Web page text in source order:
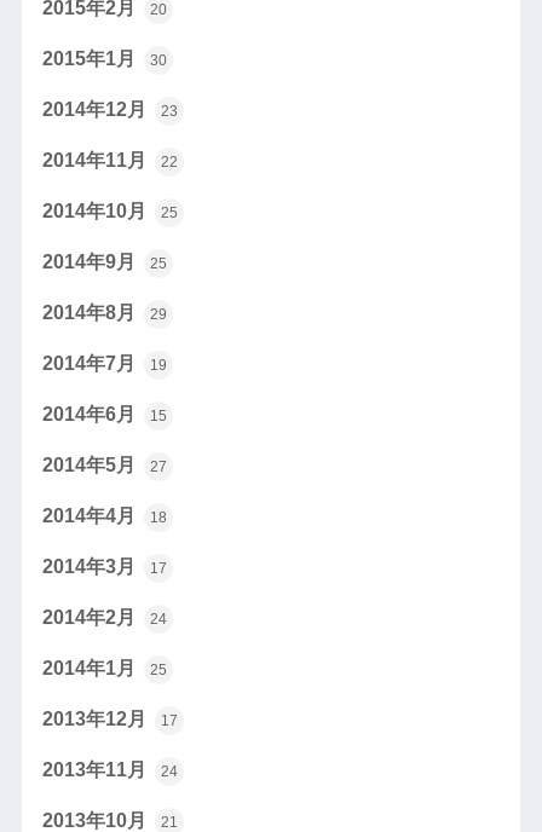
2015年2月 20
2015年1月 30
2014年12月 23
2014年11月 22
2014年10月 25
2014年9月 25
2014年8月 29
2014年7月 19
2014年6月 15
2014年5月 27
2014年4月 18
2014年3月 17
2014年2月 24
2014年1月 25
2013年12月 17
2013年11月 24
2013年10月 21